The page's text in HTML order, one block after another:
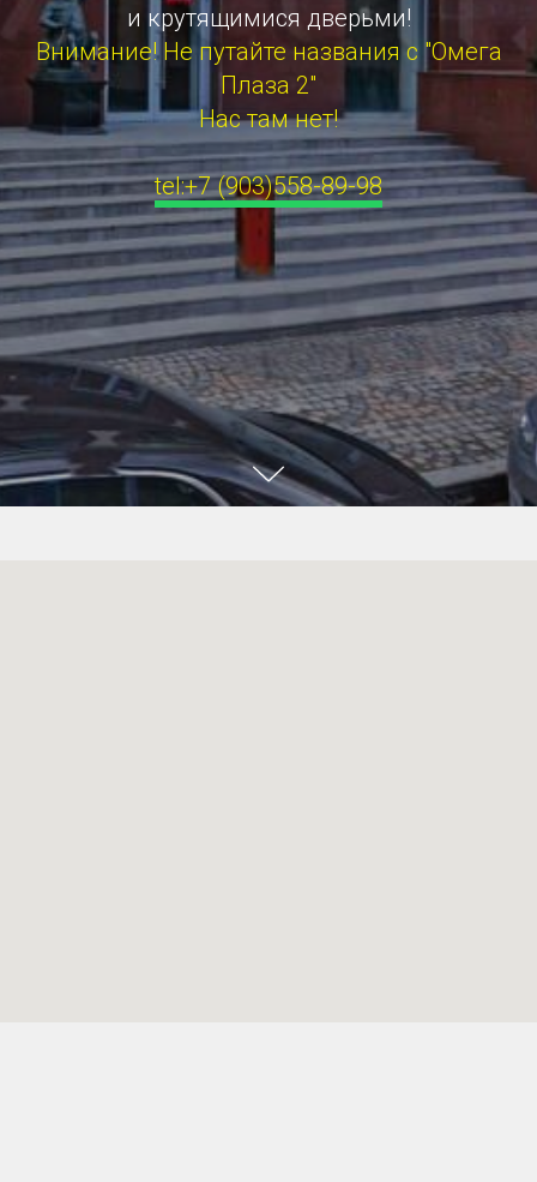
и крутящимися дверьми!
Внимание! Не путайте названия с "Омега
Плаза 2"
Нас там нет!
tel:+7 (903)558-89-98